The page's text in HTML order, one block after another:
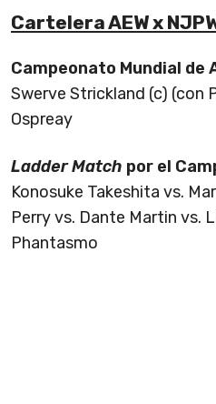
Cartelera AEW x
Campeonato Mundial de
Swerve Strickland (c) (con
Ospreay
Ladder Match por el
Konosuke Takeshita vs.
Perry vs. Dante Martin vs.
Phantasmo